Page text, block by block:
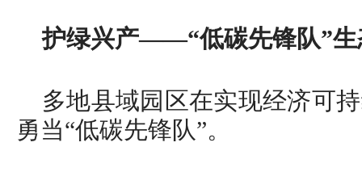
护绿兴产——“低碳先锋队”生
多地县域园区在实现经济可
勇当“低碳先锋队”。